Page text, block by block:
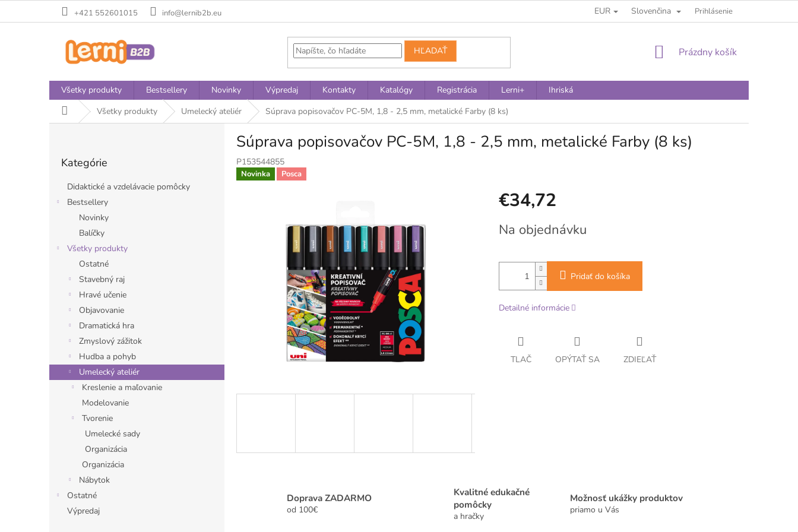
+421 552601015 info@lernib2b.eu EUR Slovenčina Prihlásenie
HĽADAŤ
NÁKUPNÝ
Prázdny košík
Všetky produkty Bestsellery Novinky Výpredaj Kontakty Katalógy Registrácia Lerni+
Ihriská
DomovVšetky produkty Umelecký ateliér Súprava popisovačov PC-5M, 1,8 - 2,5 mm, metalické Farby (8 ks)
kategórie
Kategórie
Didaktické a vzdelávacie pomôcky
Bestsellery
Novinky
Balíčky
Všetky produkty
Ostatné
Stavebný raj
Hravé učenie
Objavovanie
Dramatická hra
Zmyslový zážitok
Hudba a pohyb
Umelecký ateliér
Kreslenie a maľovanie
Modelovanie
Tvorenie
Umelecké sady
Organizácia
Organizácia
Nábytok
Ostatné
Výpredaj
Súprava popisovačov PC-5M, 1,8 - 2,5 mm, metalické Farby (8 ks)
P153544855
Novinka Posca
€34,72
cena:
Na objednávku
Pridať do košíka
Detailné informácie
TLAČ OPÝTAŤ SA ZDIEĽAŤ
Doprava ZADARMO
od 100€
Kvalitné edukačné
pomôcky
a hračky
Možnosť ukážky produktov
priamo u Vás